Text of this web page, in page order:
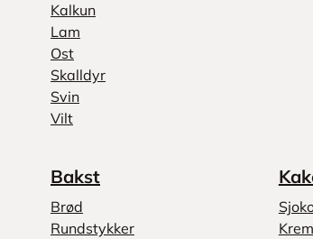
Kalkun
Lam
Ost
Skalldyr
Svin
Vilt
Bakst
Brød
Rundstykker